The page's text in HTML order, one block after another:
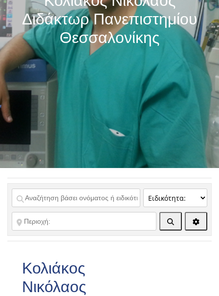
Διδάκτωρ Πανεπιστημίου
Θεσσαλονίκης
Αναζήτηση
Κολιάκος
Νικόλαος